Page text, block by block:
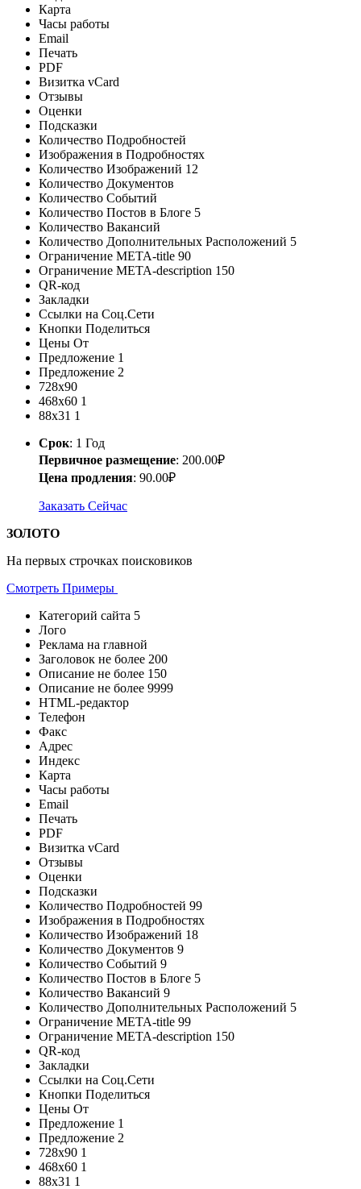
Карта
Часы работы
Email
Печать
PDF
Визитка vCard
Отзывы
Оценки
Подсказки
Количество Подробностей
Изображения в Подробностях
Количество Изображений 12
Количество Документов
Количество Событий
Количество Постов в Блоге 5
Количество Вакансий
Количество Дополнительных Расположений 5
Ограничение META-title 90
Ограничение META-description 150
QR-код
Закладки
Ссылки на Соц.Сети
Кнопки Поделиться
Цены От
Предложение 1
Предложение 2
728х90
468x60 1
88x31 1
Срок: 1 Год
Первичное размещение: 200.00₽
Цена продления: 90.00₽
Заказать Сейчас
ЗОЛОТО
На первых строчках поисковиков
Смотреть Примеры
Категорий сайта 5
Лого
Реклама на главной
Заголовок не более 200
Описание не более 150
Описание не более 9999
HTML-редактор
Телефон
Факс
Адрес
Индекс
Карта
Часы работы
Email
Печать
PDF
Визитка vCard
Отзывы
Оценки
Подсказки
Количество Подробностей 99
Изображения в Подробностях
Количество Изображений 18
Количество Документов 9
Количество Событий 9
Количество Постов в Блоге 5
Количество Вакансий 9
Количество Дополнительных Расположений 5
Ограничение META-title 99
Ограничение META-description 150
QR-код
Закладки
Ссылки на Соц.Сети
Кнопки Поделиться
Цены От
Предложение 1
Предложение 2
728х90 1
468x60 1
88x31 1